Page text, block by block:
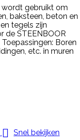
gebruikt om
baksteen, beton en
tegels zijn
de STEENBOOR
Boren
etc. in muren
 Snel bekijken